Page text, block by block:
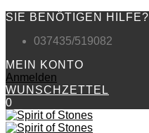
SIE BENÖTIGEN HILFE?
037435/519082
MEIN KONTO
Anmelden
WUNSCHZETTEL
0